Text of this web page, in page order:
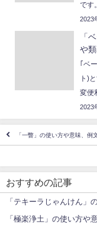
です
2023
「
や
｢ベ
ト)
変便
2023
「一瞥」の使い方や意味、例
おすすめの記事
「テキーラじゃんけん」
「極楽浄土」の使い方や